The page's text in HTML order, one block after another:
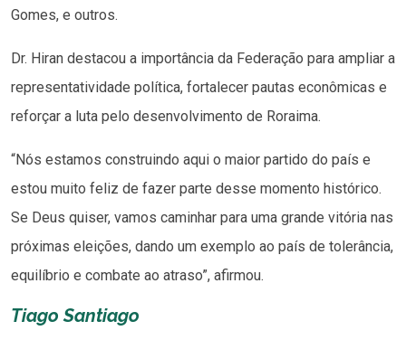
Gomes, e outros.
Dr. Hiran destacou a importância da Federação para ampliar a
representatividade política, fortalecer pautas econômicas e
reforçar a luta pelo desenvolvimento de Roraima.
“Nós estamos construindo aqui o maior partido do país e
estou muito feliz de fazer parte desse momento histórico.
Se Deus quiser, vamos caminhar para uma grande vitória nas
próximas eleições, dando um exemplo ao país de tolerância,
equilíbrio e combate ao atraso”, afirmou.
Tiago Santiago